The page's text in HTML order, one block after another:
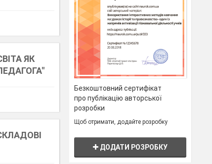
ЯК
Безкоштовний сертифікат
про публікацію авторської
розробки
Щоб отримати, додайте розробку
ДОДАТИ РОЗРОБКУ